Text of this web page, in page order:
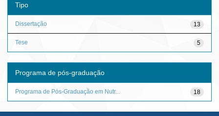
Tipo
13
Dissertação
5
Tese
Programa de pós-graduação
18
Programa de Pós-Graduação em Nutr...